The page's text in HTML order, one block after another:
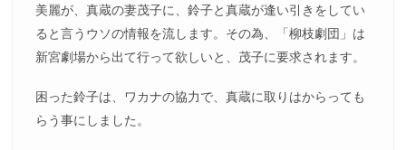
美麗が、真蔵の妻茂子に、鈴子と真蔵が逢い引きをしてい
ると言うウソの情報を流します。その為、「柳枝劇団」は
新宮劇場から出て行って欲しいと、茂子に要求されます。
困った鈴子は、ワカナの協力で、真蔵に取りはからっても
らう事にしました。